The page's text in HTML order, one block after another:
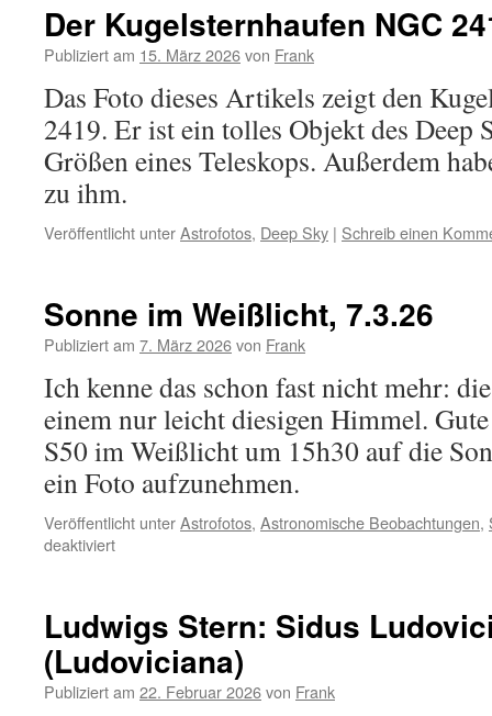
Der Kugelsternhaufen NGC
Publiziert am 15. März 2026von Frank
Das Foto dieses Artikels zeigt den
2419. Er ist ein tolles Objekt des Deep
Größen eines Teleskops. Außerdem
zu ihm.
Veröffentlicht unterAstrofotos, Deep Sky | Schreib einen
Sonne im Weißlicht, 7.3.26
Publiziert am 7. März 2026von Frank
Ich kenne das schon fast nicht mehr:
einem nur leicht diesigen Himmel.
S50 im Weißlicht um 15h30 auf die
ein Foto aufzunehmen.
Veröffentlicht unterAstrofotos, Astronomische Beobachtungen,
deaktiviertfür
7.3.26
Ludwigs Stern: Sidus
(Ludoviciana)
Publiziert am 22. Februar 2026von Frank